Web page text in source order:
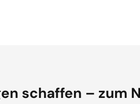
schaffen – zum